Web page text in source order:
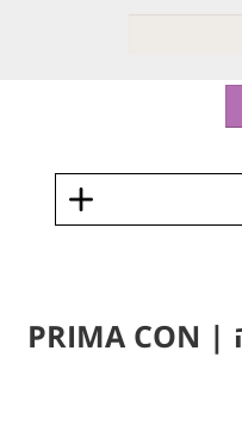
פרימה קון לה הרמנה | PRIMA CON